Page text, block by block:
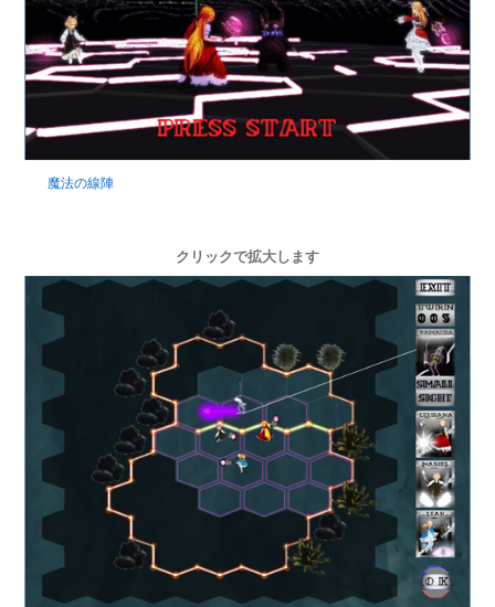
魔法の線陣
クリックで拡大します